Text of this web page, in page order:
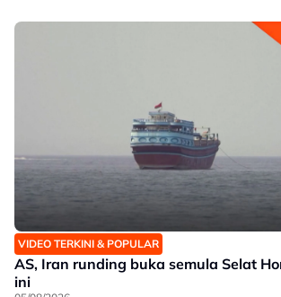
VIDEO TERKINI & POPULAR
AS, Iran runding buka semula Selat
ini